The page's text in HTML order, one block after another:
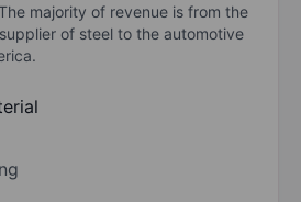
majority of revenue is from the
of steel to the automotive